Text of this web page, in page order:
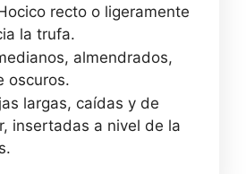
recto o ligeramente
la trufa.
almendrados,
oscuros.
largas, caídas y de
insertadas a nivel de la